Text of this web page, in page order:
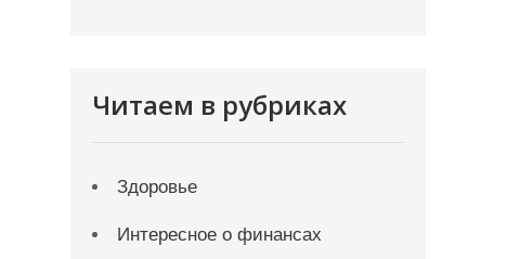
Читаем в рубриках
Здоровье
Интересное о финансах